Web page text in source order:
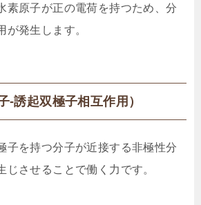
素原子が正の電荷を持つため、分
が発生します。
-誘起双極子相互作用）
子を持つ分子が近接する非極性分
じさせることで働く力です。